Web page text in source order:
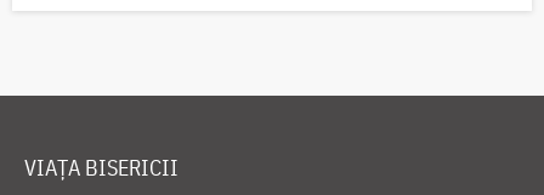
VIAȚA BISERICII